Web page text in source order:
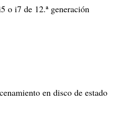
o i7 de 12.ª generación
en disco de estado